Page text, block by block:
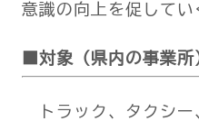
意識の向上を促してい
■対象（県内の事業所
トラック、タクシー